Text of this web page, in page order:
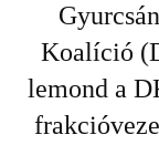
Koalíció
lemond a